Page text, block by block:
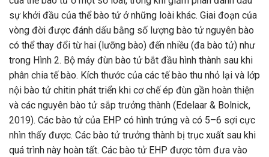
sự khởi đầu của thể bào tử ở những loài khác. Giai đoạn của
vòng đời được đánh dấu bằng số lượng bào tử nguyên bào
có thể thay đổi từ hai (lưỡng bào) đến nhiều (đa bào tử) như
trong Hình 2. Bộ máy đùn bào tử bắt đầu hình thành sau khi
phân chia tế bào. Kích thước của các tế bào thu nhỏ lại và lớp
nội bào tử chitin phát triển khi cơ chế ép đùn gần hoàn thiện
và các nguyên bào tử sắp trưởng thành (Edelaar & Bolnick,
2019). Các bào tử của EHP có hình trứng và có 5–6 sợi cực
nhìn thấy được. Các bào tử trưởng thành bị trục xuất sau khi
quá trình này hoàn tất. Các bào tử EHP được tôm đưa vào